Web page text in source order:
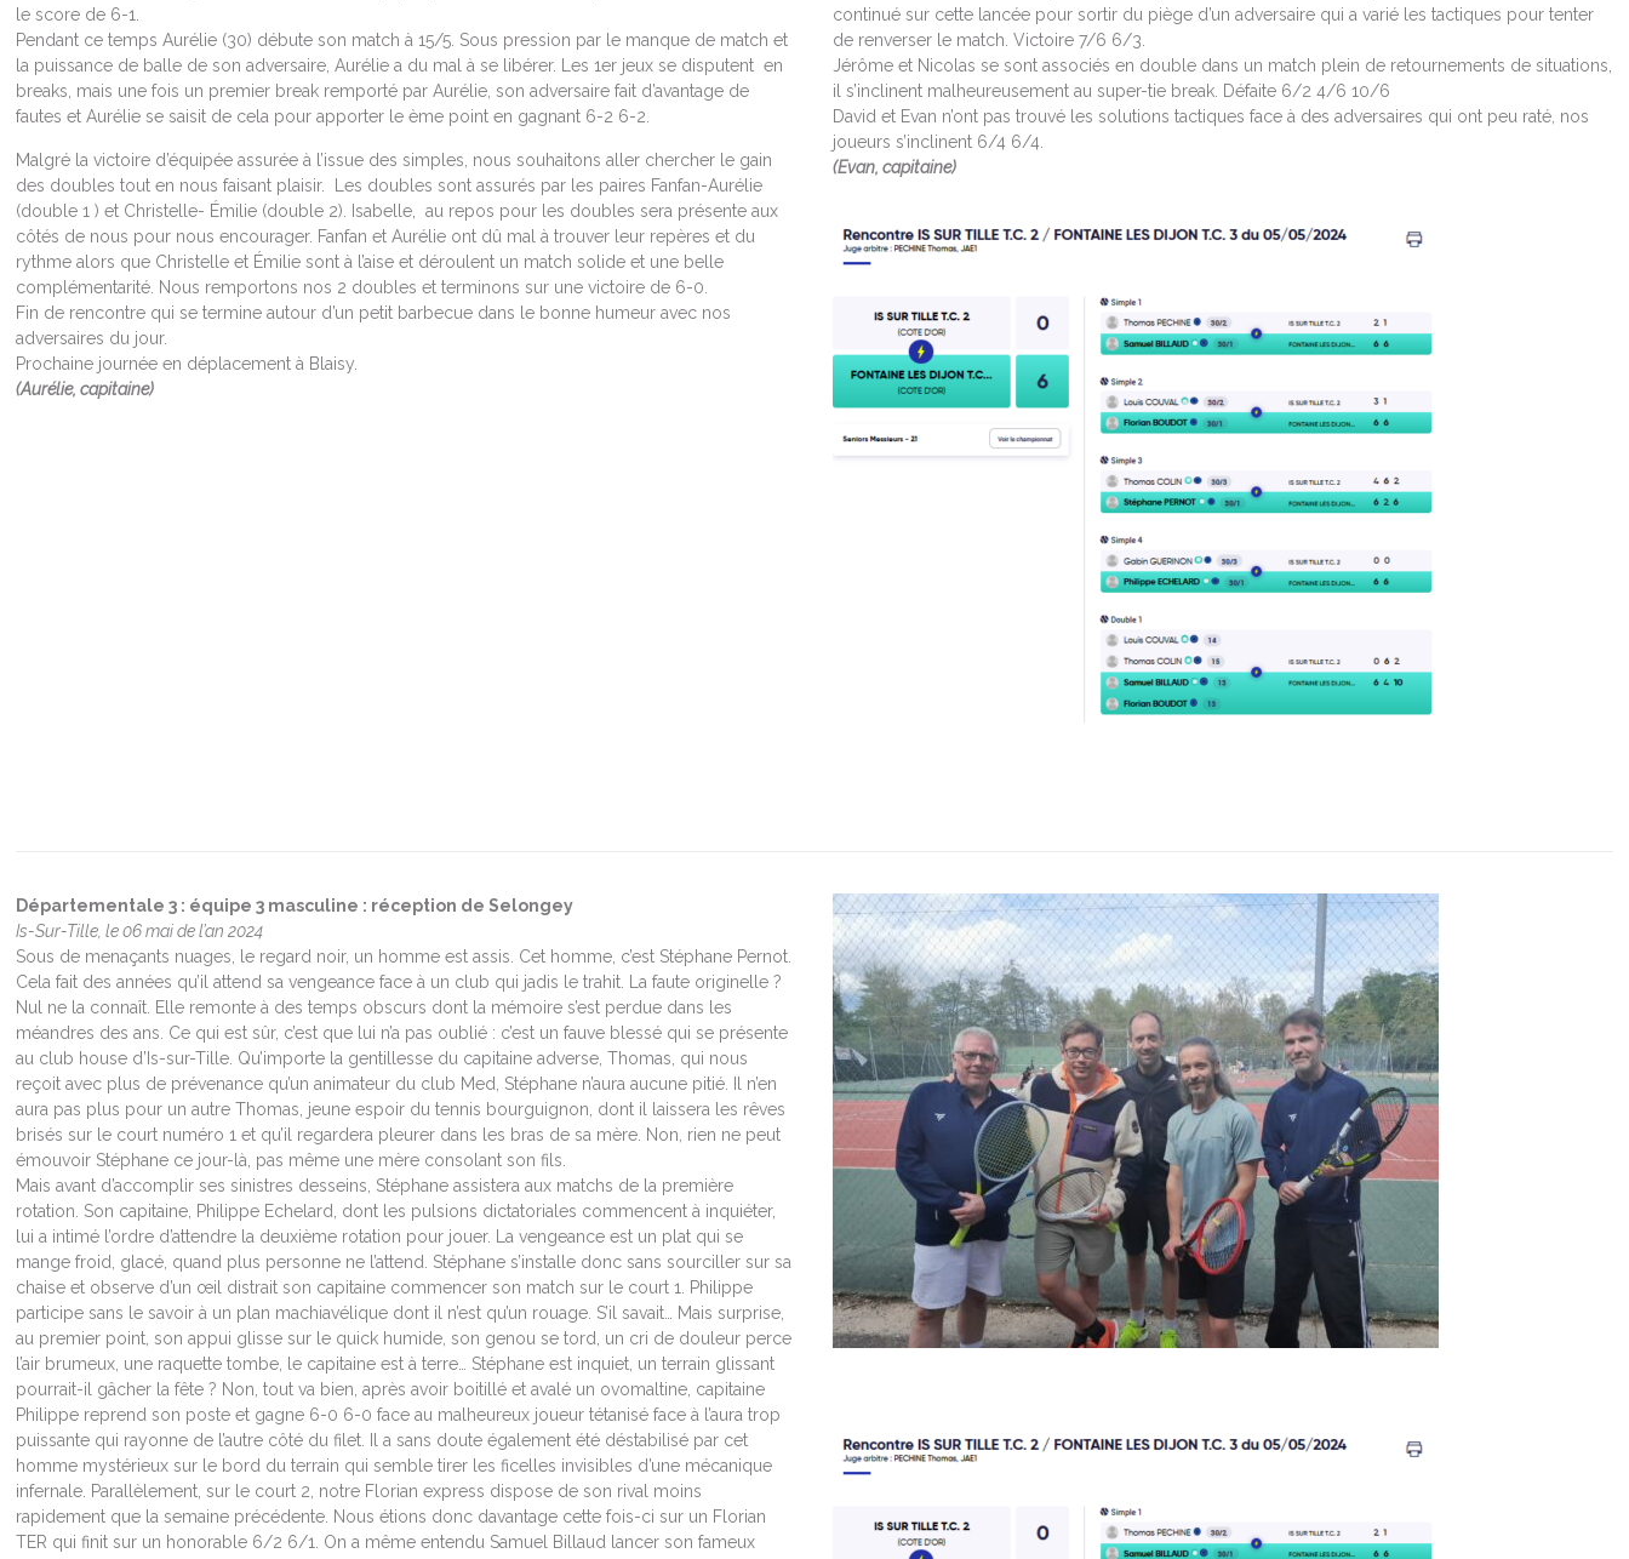
le score de 6-1.
Pendant ce temps Aurélie (30) débute son match à 15/5. Sous pression par le manque de match et
la puissance de balle de son adversaire, Aurélie a du mal à se libérer. Les 1er jeux se disputent en
breaks, mais une fois un premier break remporté par Aurélie, son adversaire fait d’avantage de
fautes et Aurélie se saisit de cela pour apporter le ème point en gagnant 6-2 6-2.
Malgré la victoire d’équipée assurée à l’issue des simples, nous souhaitons aller chercher le gain
des doubles tout en nous faisant plaisir. Les doubles sont assurés par les paires Fanfan-Aurélie
(double 1 ) et Christelle- Émilie (double 2). Isabelle, au repos pour les doubles sera présente aux
côtés de nous pour nous encourager. Fanfan et Aurélie ont dû mal à trouver leur repères et du
rythme alors que Christelle et Émilie sont à l’aise et déroulent un match solide et une belle
complémentarité. Nous remportons nos 2 doubles et terminons sur une victoire de 6-0.
Fin de rencontre qui se termine autour d’un petit barbecue dans le bonne humeur avec nos
adversaires du jour.
Prochaine journée en déplacement à Blaisy.
(Aurélie, capitaine)
continué sur cette lancée pour sortir du piège d’un adversaire qui a varié les tactiques pour tenter
de renverser le match. Victoire 7/6 6/3.
Jérôme et Nicolas se sont associés en double dans un match plein de retournements de situations,
il s’inclinent malheureusement au super-tie break. Défaite 6/2 4/6 10/6
David et Evan n’ont pas trouvé les solutions tactiques face à des adversaires qui ont peu raté, nos
joueurs s’inclinent 6/4 6/4.
(Evan, capitaine)
Départementale 3 : équipe 3 masculine : réception de Selongey
Is-Sur-Tille, le 06 mai de l’an 2024
Sous de menaçants nuages, le regard noir, un homme est assis. Cet homme, c’est Stéphane Pernot.
Cela fait des années qu’il attend sa vengeance face à un club qui jadis le trahit. La faute originelle ?
Nul ne la connaît. Elle remonte à des temps obscurs dont la mémoire s’est perdue dans les
méandres des ans. Ce qui est sûr, c’est que lui n’a pas oublié : c’est un fauve blessé qui se présente
au club house d’Is-sur-Tille. Qu’importe la gentillesse du capitaine adverse, Thomas, qui nous
reçoit avec plus de prévenance qu’un animateur du club Med, Stéphane n’aura aucune pitié. Il n’en
aura pas plus pour un autre Thomas, jeune espoir du tennis bourguignon, dont il laissera les rêves
brisés sur le court numéro 1 et qu’il regardera pleurer dans les bras de sa mère. Non, rien ne peut
émouvoir Stéphane ce jour-là, pas même une mère consolant son fils.
Mais avant d’accomplir ses sinistres desseins, Stéphane assistera aux matchs de la première
rotation. Son capitaine, Philippe Echelard, dont les pulsions dictatoriales commencent à inquiéter,
lui a intimé l’ordre d’attendre la deuxième rotation pour jouer. La vengeance est un plat qui se
mange froid, glacé, quand plus personne ne l’attend. Stéphane s’installe donc sans sourciller sur sa
chaise et observe d’un œil distrait son capitaine commencer son match sur le court 1. Philippe
participe sans le savoir à un plan machiavélique dont il n’est qu’un rouage. S’il savait… Mais surprise,
au premier point, son appui glisse sur le quick humide, son genou se tord, un cri de douleur perce
l’air brumeux, une raquette tombe, le capitaine est à terre… Stéphane est inquiet, un terrain glissant
pourrait-il gâcher la fête ? Non, tout va bien, après avoir boitillé et avalé un ovomaltine, capitaine
Philippe reprend son poste et gagne 6-0 6-0 face au malheureux joueur tétanisé face à l’aura trop
puissante qui rayonne de l’autre côté du filet. Il a sans doute également été déstabilisé par cet
homme mystérieux sur le bord du terrain qui semble tirer les ficelles invisibles d’une mécanique
infernale. Parallèlement, sur le court 2, notre Florian express dispose de son rival moins
rapidement que la semaine précédente. Nous étions donc davantage cette fois-ci sur un Florian
TER qui finit sur un honorable 6/2 6/1. On a même entendu Samuel Billaud lancer son fameux